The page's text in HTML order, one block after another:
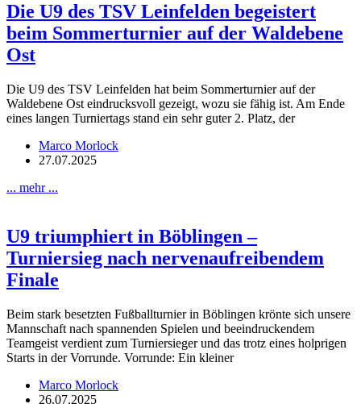
Die U9 des TSV Leinfelden begeistert
beim Sommerturnier auf der Waldebene
Ost
Die U9 des TSV Leinfelden hat beim Sommerturnier auf der
Waldebene Ost eindrucksvoll gezeigt, wozu sie fähig ist. Am Ende
eines langen Turniertags stand ein sehr guter 2. Platz, der
Marco Morlock
27.07.2025
... mehr ...
U9 triumphiert in Böblingen –
Turniersieg nach nervenaufreibendem
Finale
Beim stark besetzten Fußballturnier in Böblingen krönte sich unsere
Mannschaft nach spannenden Spielen und beeindruckendem
Teamgeist verdient zum Turniersieger und das trotz eines holprigen
Starts in der Vorrunde. Vorrunde: Ein kleiner
Marco Morlock
26.07.2025